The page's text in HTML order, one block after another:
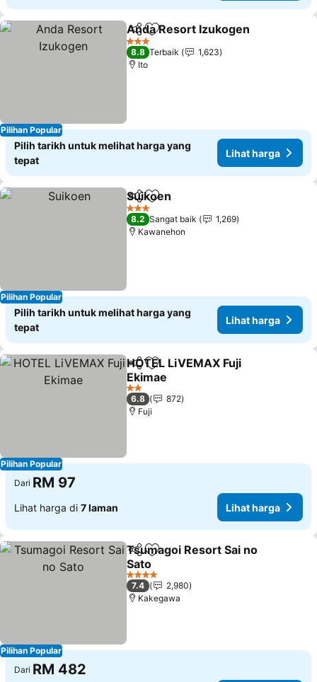
Pilihan Popular
KongsiTambah ke favorit
Anda Resort Izukogen
3 Bintang
8.8 Terbaik
1,623
Ito
Pilih tarikh untuk melihat harga yang
tepat
Lihat harga
Pilihan Popular
KongsiTambah ke favorit
Suikoen
3 Bintang
8.2 Sangat baik
1,269
Kawanehon
Pilih tarikh untuk melihat harga yang
tepat
Lihat harga
Pilihan Popular
KongsiTambah ke favorit
HOTEL LiVEMAX Fuji
Ekimae
2 Bintang
6.8
872
Fuji
Dari RM 97
Lihat harga di 7 laman Lihat harga
Pilihan Popular
KongsiTambah ke favorit
Tsumagoi Resort Sai no
Sato
4 Bintang
7.4
2,980
Kakegawa
Dari RM 482